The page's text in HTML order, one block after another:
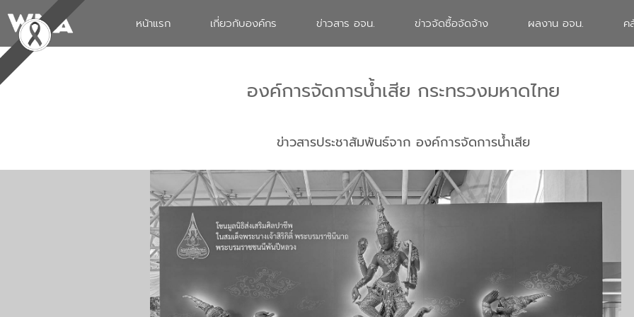
หน้าแรก เกี่ยวกับองค์กร ข่าวสาร อจน. ข่าวจัดซื้อจัดจ้าง ผลงาน อจน. ค
องค์การจัดการน้ำเสีย กระทรวงมหาดไทย
ข่าวสารประชาสัมพันธ์จาก องค์การจัดการน้ำเสีย